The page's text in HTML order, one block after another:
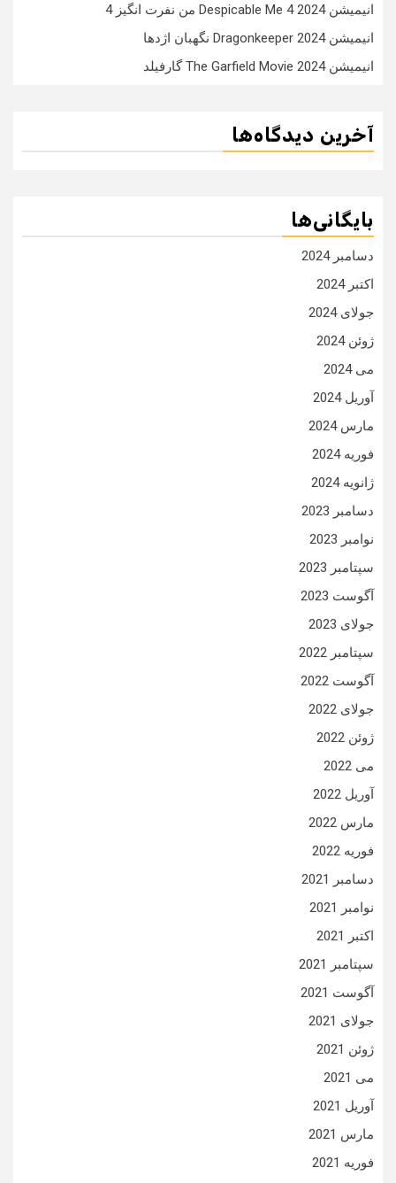
انیمیشن Despicable Me 4 2024 من نفرت انگیز 4
انیمیشن Dragonkeeper 2024 نگهبان اژدها
انیمیشن The Garfield Movie 2024 گارفیلد
آخرین دیدگاه‌ها
بایگانی‌ها
دسامبر 2024
اکتبر 2024
جولای 2024
ژوئن 2024
می 2024
آوریل 2024
مارس 2024
فوریه 2024
ژانویه 2024
دسامبر 2023
نوامبر 2023
سپتامبر 2023
آگوست 2023
جولای 2023
سپتامبر 2022
آگوست 2022
جولای 2022
ژوئن 2022
می 2022
آوریل 2022
مارس 2022
فوریه 2022
دسامبر 2021
نوامبر 2021
اکتبر 2021
سپتامبر 2021
آگوست 2021
جولای 2021
ژوئن 2021
می 2021
آوریل 2021
مارس 2021
فوریه 2021